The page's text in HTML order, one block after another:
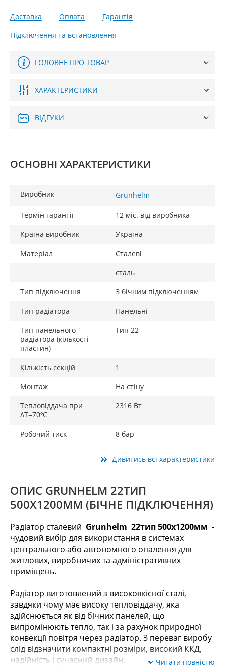
Доставка Оплата
Гарантія
Підключення та встановлення
ГОЛОВНЕ ПРО ТОВАР
ХАРАКТЕРИСТИКИ
ВІДГУКИ
ОСНОВНІ ХАРАКТЕРИСТИКИ
Виробник Grunhelm
Термін гарантії
12 міс. від виробника
Країна виробник
Україна
Матеріал
Сталеві
сталь
Тип підключення
З бічним підключенням
Тип радіатора
Панельні
Тип панельного
радіатора (кількості
пластин)
Тип 22
Кількість секцій
1
Монтаж
На стіну
Тепловіддача при
ΔТ=70ºС
2316 Вт
Робочий тиск 8 бар
Дивитись всі характеристики
ОПИС GRUNHELM 22ТИП
500X1200ММ (БІЧНЕ ПІДКЛЮЧЕННЯ)
Радіатор сталевий Grunhelm 22тип 500x1200мм -
чудовий вибір для використання в системах
центрального або автономного опалення для
житлових, виробничих та адміністративних
приміщень.
Радіатор виготовлений з високоякісної сталі,
завдяки чому має високу тепловіддачу, яка
здійснюється як від бічних панелей, що
випромінюють тепло, так і за рахунок природної
конвекції повітря через радіатор. З переваг виробу
слід відзначити компактні розміри, високий ККД,
надійність і сучасний дизайн.
Читати повністю